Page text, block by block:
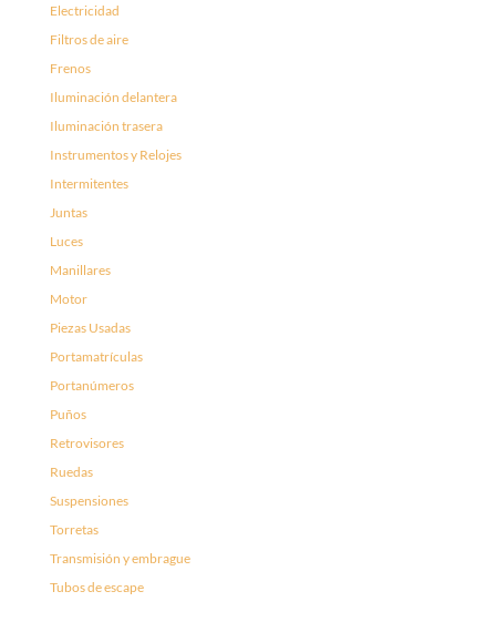
Electricidad
Filtros de aire
Frenos
Iluminación delantera
Iluminación trasera
Instrumentos y Relojes
Intermitentes
Juntas
Luces
Manillares
Motor
Piezas Usadas
Portamatrículas
Portanúmeros
Puños
Retrovisores
Ruedas
Suspensiones
Torretas
Transmisión y embrague
Tubos de escape